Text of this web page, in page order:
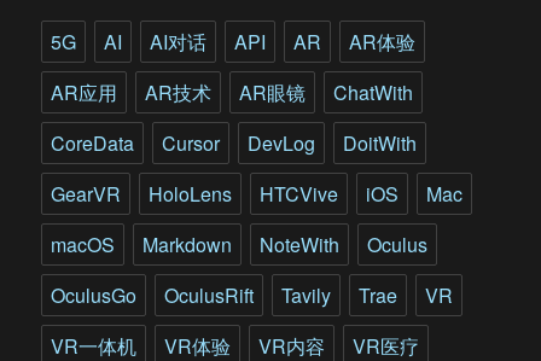
于
F-
35
战
机
维
护
培
训
5G AI AI对话 API AR
AR体验
AR应用
AR技术 AR眼镜
ChatWith
CoreData
Cursor DevLog
DoitWith
GearVR
HoloLens HTCVive iOS
Mac
macOS
Markdown NoteWith
Oculus
OculusGo
OculusRift Tavily Trae
VR
VR一体机
VR体验 VR内容
VR医疗